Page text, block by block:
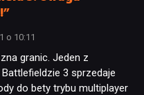
o 10:11
granic. Jeden z
3 sprzedaje
do bety trybu multiplayer